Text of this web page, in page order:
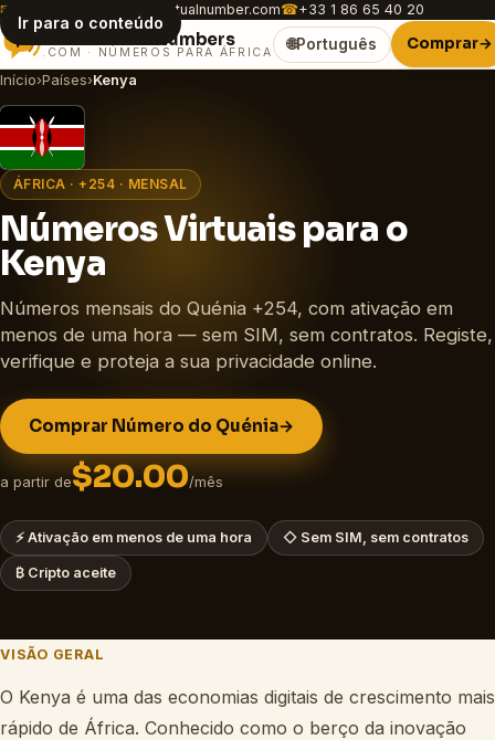
Ir para o conteúdo
✉ customer.care@africavirtualnumber.com☎+33 1 86 65 40 20
Numbers
.COM · NÚMEROS PARA ÁFRICA 🌐Português Comprar→
Início›Países›Kenya
ÁFRICA · +254 · MENSAL
Números Virtuais para o
Kenya
Números mensais do Quénia +254, com ativação em
menos de uma hora — sem SIM, sem contratos. Registe,
verifique e proteja a sua privacidade online.
Comprar Número do Quénia→
a partir de$20.00/mês
⚡ Ativação em menos de uma hora ◇ Sem SIM, sem contratos
₿ Cripto aceite
VISÃO GERAL
O Kenya é uma das economias digitais de crescimento mais
rápido de África. Conhecido como o berço da inovação